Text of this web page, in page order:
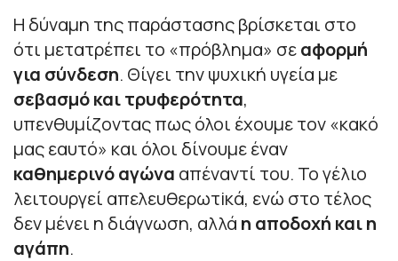
Η δύναμη της παράστασης βρίσκεται στο
ότι μετατρέπει το «πρόβλημα» σεαφορμή
για σύνδεση. Θίγει την ψυχική υγεία με
σεβασμό και τρυφερότητα,
υπενθυμίζοντας πως όλοι έχουμε τον «κακό
μας εαυτό» και όλοι δίνουμε έναν
καθημερινό αγώνα απέναντί του. Το γέλιο
λειτουργεί απελευθερωτiκά, ενώ στο τέλος
δεν μένει η διάγνωση, αλλά η αποδοχή και η
αγάπη.